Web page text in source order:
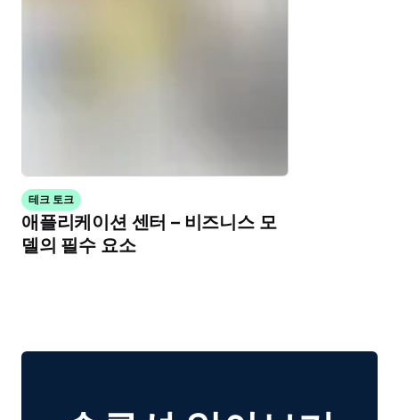
테크 토크
애플리케이션 센터 – 비즈니스 모
델의 필수 요소